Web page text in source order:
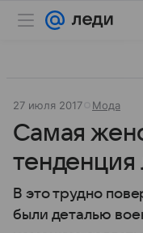
27 июля 2017 Мода
Самая
тенденция
В это трудно
были деталью